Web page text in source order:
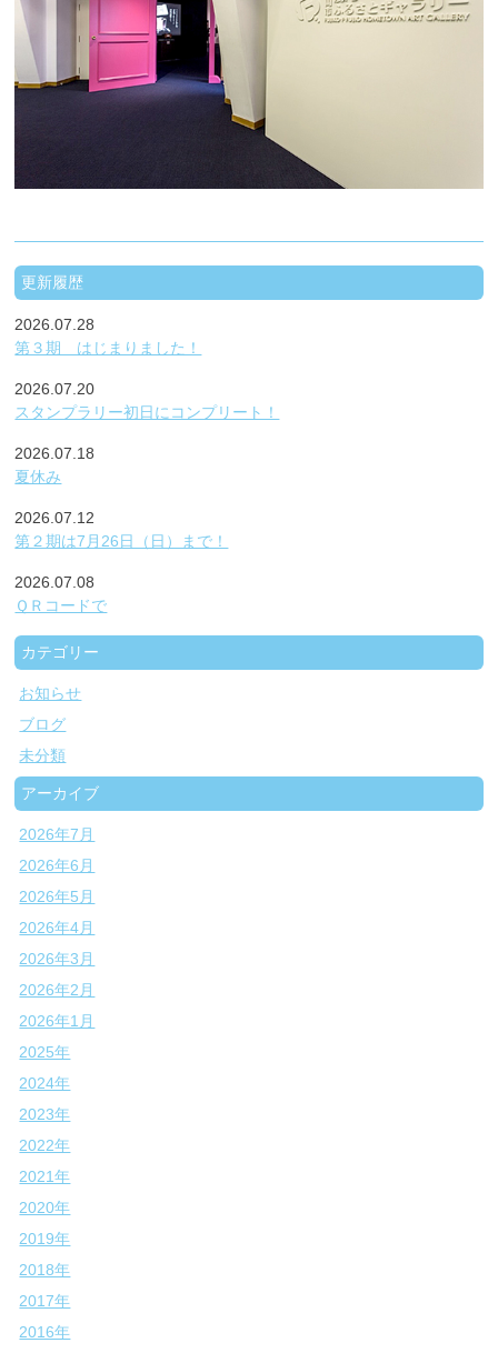
更新履歴
2026.07.28
第３期 はじまりました！
2026.07.20
スタンプラリー初日にコンプリート！
2026.07.18
夏休み
2026.07.12
第２期は7月26日（日）まで！
2026.07.08
ＱＲコードで
カテゴリー
お知らせ
ブログ
未分類
アーカイブ
2026年7月
2026年6月
2026年5月
2026年4月
2026年3月
2026年2月
2026年1月
2025年
2024年
2023年
2022年
2021年
2020年
2019年
2018年
2017年
2016年